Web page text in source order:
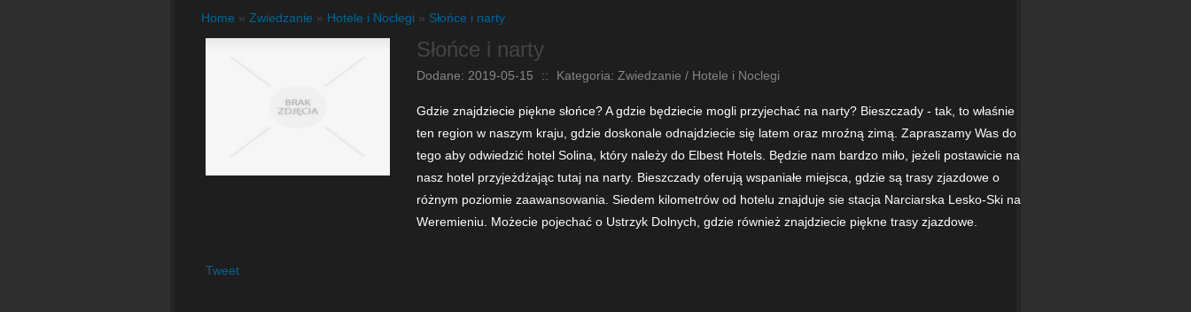
Home » Zwiedzanie » Hotele i Noclegi » Słońce i narty
Słońce i narty
Dodane: 2019-05-15 :: Kategoria: Zwiedzanie / Hotele i Noclegi
Gdzie znajdziecie piękne słońce? A gdzie będziecie mogli przyjechać na narty? Bieszczady - tak, to właśnie
ten region w naszym kraju, gdzie doskonale odnajdziecie się latem oraz mroźną zimą. Zapraszamy Was do
tego aby odwiedzić hotel Solina, który należy do Elbest Hotels. Będzie nam bardzo miło, jeżeli postawicie na
nasz hotel przyjeżdżając tutaj na narty. Bieszczady oferują wspaniałe miejsca, gdzie są trasy zjazdowe o
różnym poziomie zaawansowania. Siedem kilometrów od hotelu znajduje sie stacja Narciarska Lesko-Ski na
Weremieniu. Możecie pojechać o Ustrzyk Dolnych, gdzie również znajdziecie piękne trasy zjazdowe.
Tweet